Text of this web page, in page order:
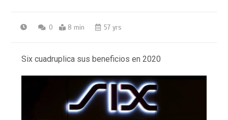
0 8 min 57 yrs
Six cuadruplica sus beneficios en 2020